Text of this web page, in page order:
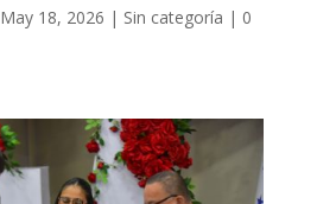
May 18, 2026 | Sin categoría | 0